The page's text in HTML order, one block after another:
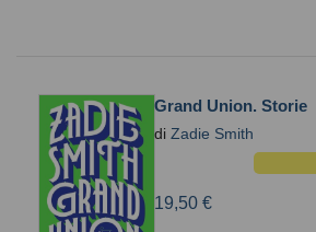
Grand Union. Storie
di Zadie Smith
19,50 €